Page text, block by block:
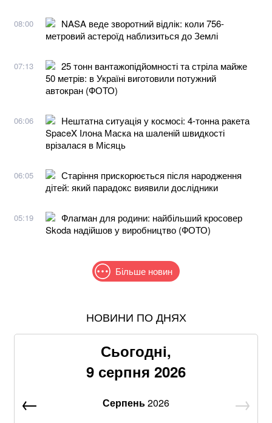
08:00
NASA веде зворотний відлік: коли 756-
метровий астероїд наблизиться до Землі
07:13
25 тонн вантажопідйомності та стріла майже
50 метрів: в Україні виготовили потужний
автокран (ФОТО)
06:06
Нештатна ситуація у космосі: 4-тонна ракета
SpaceX Ілона Маска на шаленій швидкості
врізалася в Місяць
06:05
Старіння прискорюється після народження
дітей: який парадокс виявили дослідники
05:19
Флагман для родини: найбільший кросовер
Skoda надійшов у виробництво (ФОТО)
Більше новин
Понад 9,2 млрд грн: що відомо про нову гучну
Абітурієнт заявив, що йому змінили результат НМТ:
перевірка виявила можливу підробку
Отруйна картопля та зелені помідори:
НОВИНИ ПО ДНЯХ
Сьогодні,
9 серпня 2026
Серпень2026